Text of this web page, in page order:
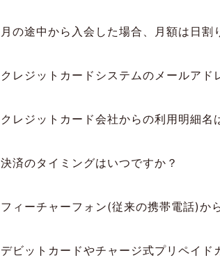
月の途中から入会した場合、月額は日割
クレジットカードシステムのメールアド
クレジットカード会社からの利用明細名
決済のタイミングはいつですか？
フィーチャーフォン(従来の携帯電話)か
デビットカードやチャージ式プリペイ